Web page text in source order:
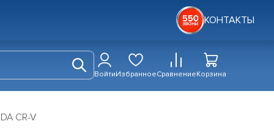
КОНТАКТЫ
ВойтиИзбранноеСравнениеКорзина
CR-V